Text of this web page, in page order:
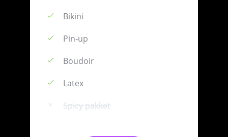
Bikini
Pin-up
Boudoir
Latex
Spicy pakket